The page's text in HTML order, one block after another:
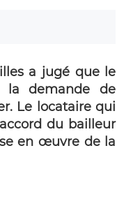
a jugé que le
la demande de
Le locataire qui
du bailleur
en œuvre de la